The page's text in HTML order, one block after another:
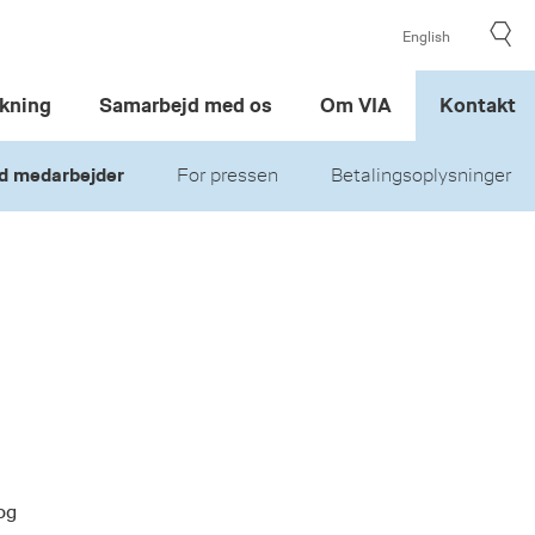
English
Samarbejd med os Om VIA Kontakt
medarbejder For pressen Betalingsoplysninger